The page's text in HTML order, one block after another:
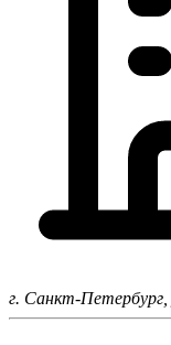
г. Санкт-Петербург,